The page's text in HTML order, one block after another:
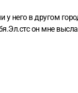
него в другом
он мне